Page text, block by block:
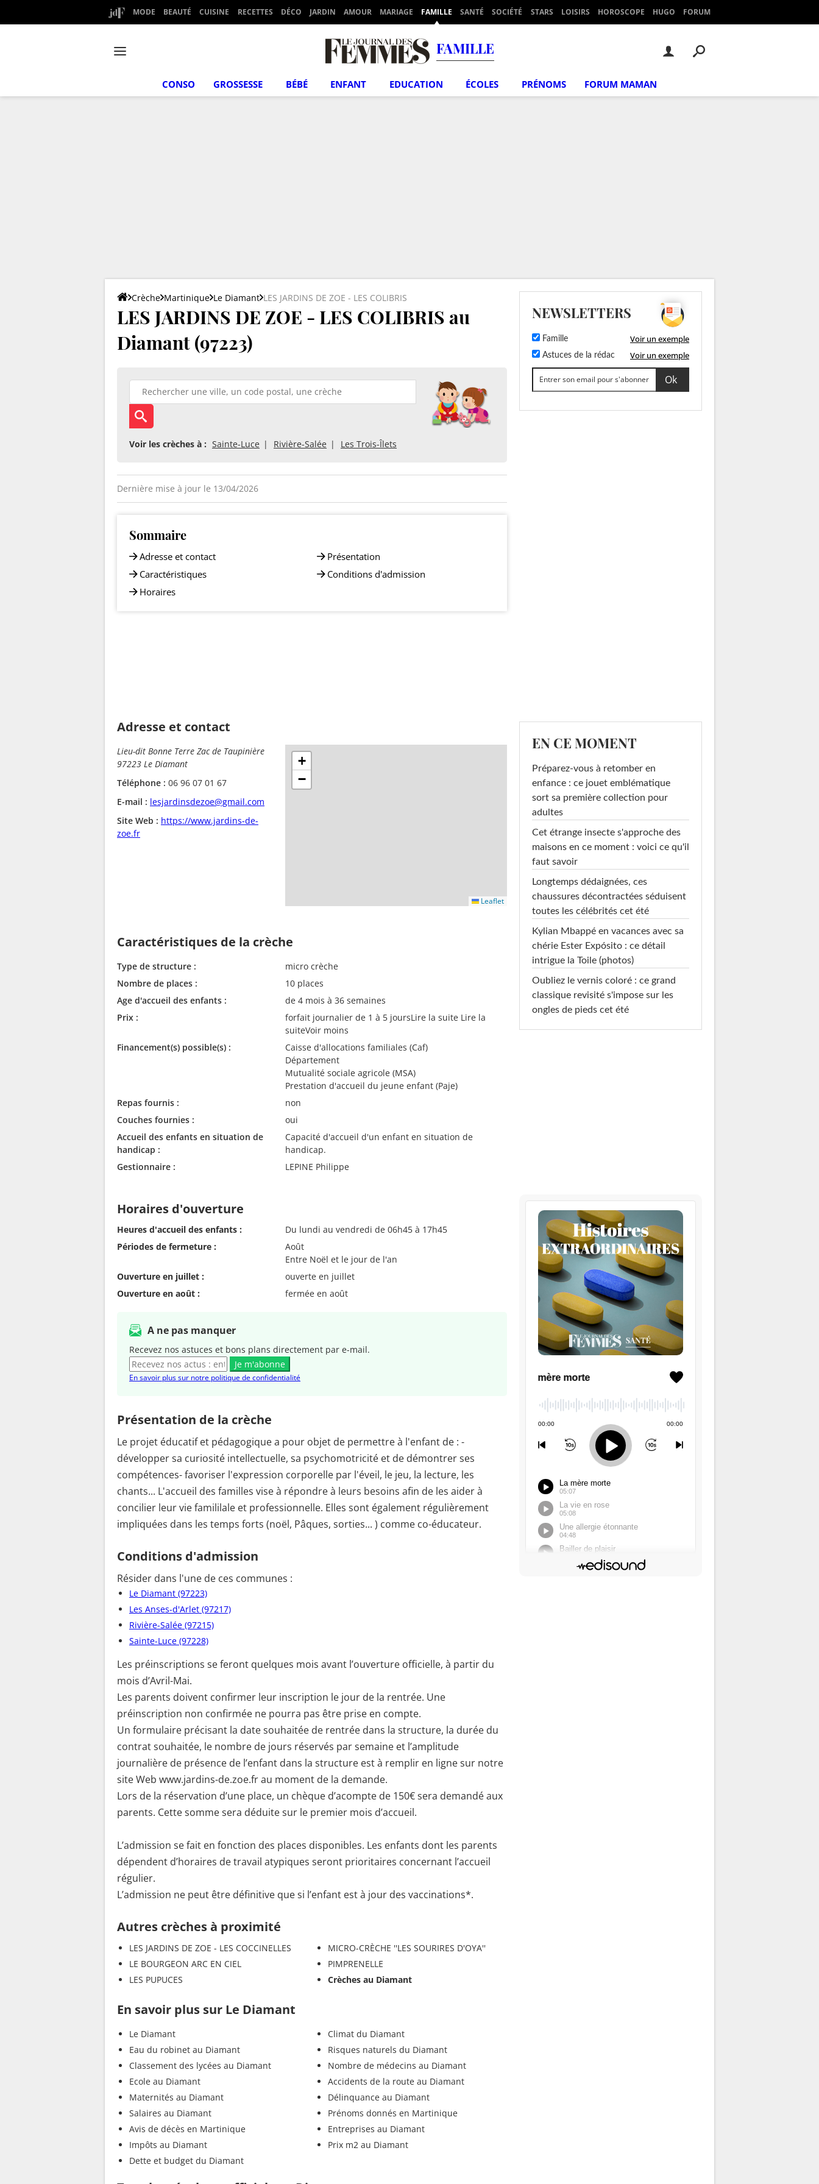
MODE BEAUTÉ CUISINE RECETTES DÉCO JARDIN AMOUR MARIAGE FAMILLE SANTÉ SOCIÉTÉ STARS LOISIRS HOROSCOPE HUGO FORUM
FAMILLE
CONSO GROSSESSE BÉBÉ ENFANT EDUCATION ÉCOLES PRÉNOMS FORUM MAMAN
Crèche Martinique Le Diamant LES JARDINS DE ZOE - LES COLIBRIS
LES JARDINS DE ZOE - LES COLIBRIS au
Diamant (97223)
Voir les crèches à : Sainte-Luce Rivière-Salée Les Trois-Îlets
Dernière mise à jour le 13/04/2026
Sommaire
Adresse et contact
Caractéristiques
Horaires
Présentation
Conditions d'admission
Adresse et contact
Lieu-dit Bonne Terre Zac de Taupinière
97223 Le Diamant
Téléphone : 06 96 07 01 67
E-mail : lesjardinsdezoe@gmail.com
Site Web : https://www.jardins-de-
zoe.fr
+
−
Leaflet
Caractéristiques de la crèche
Type de structure :
micro crèche
Nombre de places :
10 places
Age d'accueil des enfants :
de 4 mois à 36 semaines
Prix :
forfait journalier de 1 à 5 joursLire la suite Lire la
suiteVoir moins
Financement(s) possible(s) :
Caisse d'allocations familiales (Caf)
Département
Mutualité sociale agricole (MSA)
Prestation d'accueil du jeune enfant (Paje)
Repas fournis :
non
Couches fournies :
oui
Accueil des enfants en situation de
handicap :
Capacité d'accueil d'un enfant en situation de
handicap.
Gestionnaire :
LEPINE Philippe
Horaires d'ouverture
Heures d'accueil des enfants :
Du lundi au vendredi de 06h45 à 17h45
Périodes de fermeture :
Août
Entre Noël et le jour de l'an
Ouverture en juillet :
ouverte en juillet
Ouverture en août :
fermée en août
A ne pas manquer
Recevez nos astuces et bons plans directement par e-mail.
Je m'abonne
En savoir plus sur notre politique de confidentialité
Présentation de la crèche
Le projet éducatif et pédagogique a pour objet de permettre à l'enfant de : -
développer sa curiosité intellectuelle, sa psychomotricité et de démontrer ses
compétences- favoriser l'expression corporelle par l'éveil, le jeu, la lecture, les
chants... L'accueil des familles vise à répondre à leurs besoins afin de les aider à
concilier leur vie famililale et professionnelle. Elles sont également régulièrement
impliquées dans les temps forts (noël, Pâques, sorties... ) comme co-éducateur.
Conditions d'admission
Résider dans l'une de ces communes :
Le Diamant (97223)
Les Anses-d'Arlet (97217)
Rivière-Salée (97215)
Sainte-Luce (97228)
Les préinscriptions se feront quelques mois avant l’ouverture officielle, à partir du
mois d’Avril-Mai.
Les parents doivent confirmer leur inscription le jour de la rentrée. Une
préinscription non confirmée ne pourra pas être prise en compte.
Un formulaire précisant la date souhaitée de rentrée dans la structure, la durée du
contrat souhaitée, le nombre de jours réservés par semaine et l’amplitude
journalière de présence de l’enfant dans la structure est à remplir en ligne sur notre
site Web www.jardins-de.zoe.fr au moment de la demande.
Lors de la réservation d’une place, un chèque d’acompte de 150€ sera demandé aux
parents. Cette somme sera déduite sur le premier mois d’accueil.
L’admission se fait en fonction des places disponibles. Les enfants dont les parents
dépendent d’horaires de travail atypiques seront prioritaires concernant l’accueil
régulier.
L’admission ne peut être définitive que si l’enfant est à jour des vaccinations*.
Autres crèches à proximité
LES JARDINS DE ZOE - LES COCCINELLES
LE BOURGEON ARC EN CIEL
LES PUPUCES
MICRO-CRÈCHE ''LES SOURIRES D'OYA''
PIMPRENELLE
Crèches au Diamant
En savoir plus sur Le Diamant
Le Diamant
Eau du robinet au Diamant
Classement des lycées au Diamant
Ecole au Diamant
Maternités au Diamant
Salaires au Diamant
Avis de décès en Martinique
Impôts au Diamant
Dette et budget du Diamant
Climat du Diamant
Risques naturels du Diamant
Nombre de médecins au Diamant
Accidents de la route au Diamant
Délinquance au Diamant
Prénoms donnés en Martinique
Entreprises au Diamant
Prix m2 au Diamant
NEWSLETTERS
Famille Voir un exemple
Astuces de la rédac Voir un exemple
EN CE MOMENT
Préparez-vous à retomber en
enfance : ce jouet emblématique
sort sa première collection pour
adultes
Cet étrange insecte s'approche des
maisons en ce moment : voici ce qu'il
faut savoir
Longtemps dédaignées, ces
chaussures décontractées séduisent
toutes les célébrités cet été
Kylian Mbappé en vacances avec sa
chérie Ester Expósito : ce détail
intrigue la Toile (photos)
Oubliez le vernis coloré : ce grand
classique revisité s'impose sur les
ongles de pieds cet été